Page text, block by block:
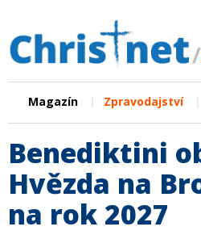
Magazín Zpravodajství
Benediktini
Hvězda na
na rok 2027